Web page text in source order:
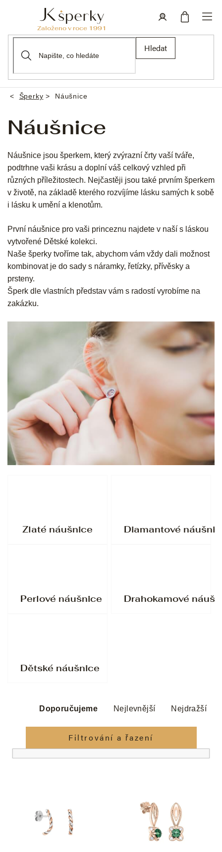
Hledat
Domů
Šperky Náušnice
Náušnice
Náušnice jsou šperkem, který zvýrazní črty vaší tváře,
podtrhne vaši krásu a doplní váš celkový vzhled při
různých příležitostech. Nejčastěji jsou také prvním šperkem
v životě, na základě kterého rozvíjíme lásku samých k sobě
i lásku k umění a klenotům.
První náušnice pro vaši princeznu najdete v naší s láskou
vytvořené Dětské kolekci.
Naše šperky tvoříme tak, abychom vám vždy dali možnost
kombinovat je do sady s náramky, řetízky, přívěsky a
prsteny.
Šperk dle vlastních představ vám s radostí vyrobíme na
zakázku.
Zlaté náušnice Diamantové
Perlové náušnice Drahokamové
Dětské náušnice
z
n
í
d
u
Doporučujeme Nejlevnější Nejdražší
Filtrování a řazení